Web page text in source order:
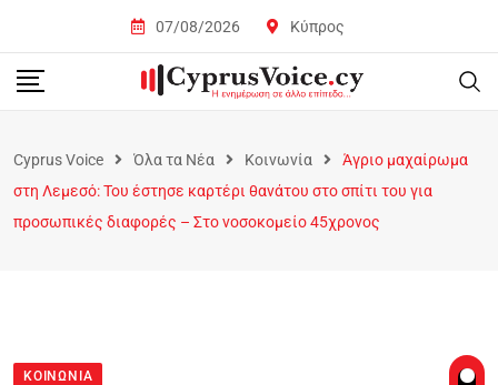
07/08/2026 Κύπρος
Cyprus Voice Όλα τα Νέα Κοινωνία
Άγριο μαχαίρωμα
στη Λεμεσό: Του έστησε καρτέρι θανάτου στο σπίτι του για
προσωπικές διαφορές – Στο νοσοκομείο 45χρονος
ΚΟΙΝΩΝΊΑ